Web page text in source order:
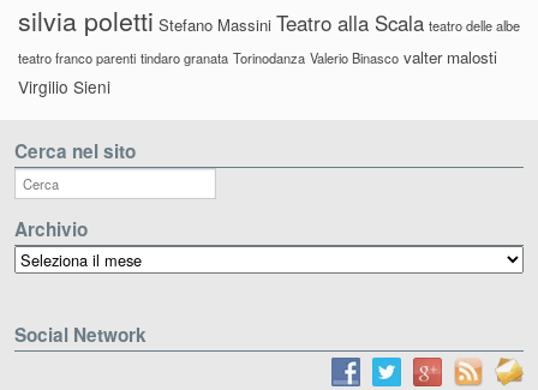
silvia poletti Stefano Massini Teatro alla Scala teatro delle albe
teatro franco parenti tindaro granata Torinodanza Valerio Binasco valter malosti
Virgilio Sieni
Cerca nel sito
Archivio
Archivio
Social Network